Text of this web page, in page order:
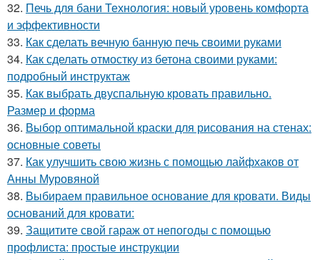
32. Печь для бани Технология: новый уровень комфорта
и эффективности
33. Как сделать вечную банную печь своими руками
34. Как сделать отмостку из бетона своими руками:
подробный инструктаж
35. Как выбрать двуспальную кровать правильно.
Размер и форма
36. Выбор оптимальной краски для рисования на стенах:
основные советы
37. Как улучшить свою жизнь с помощью лайфхаков от
Анны Муровяной
38. Выбираем правильное основание для кровати. Виды
оснований для кровати:
39. Защитите свой гараж от непогоды с помощью
профлиста: простые инструкции